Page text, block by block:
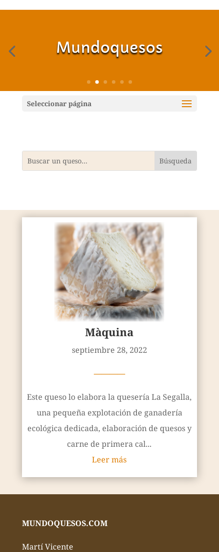
Mundoquesos
Seleccionar página
Màquina
septiembre 28, 2022
————
Este queso lo elabora la quesería La Segalla,
una pequeña explotación de ganadería
ecológica dedicada, elaboración de quesos y
carne de primera cal...
Leer más
MUNDOQUESOS.COM
Martí Vicente